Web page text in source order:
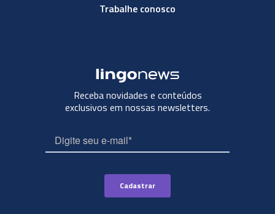
Trabalhe conosco
Receba novidades e conteúdos
exclusivos em nossas newsletters.